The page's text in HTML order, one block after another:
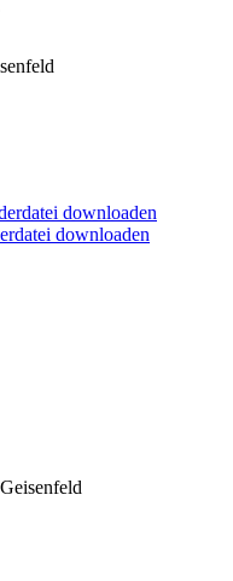
downloaden
downloaden